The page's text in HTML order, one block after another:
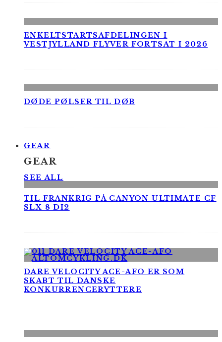
ENKELTSTARTSAFDELINGEN I
VESTJYLLAND FLYVER FORTSAT I 2026
DØDE PØLSER TIL DØB
GEAR
GEAR
SEE ALL
TIL FRANKRIG PÅ CANYON ULTIMATE CF
SLX 8 DI2
DARE VELOCITY ACE-AFO ER SOM
SKABT TIL DANSKE
KONKURRENCERYTTERE